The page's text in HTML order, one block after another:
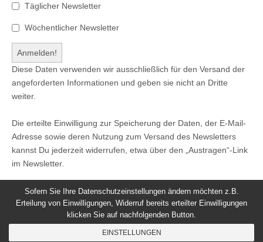
Täglicher Newsletter
Wöchentlicher Newsletter
Diese Daten verwenden wir ausschließlich für den Versand der
angeforderten Informationen und geben sie nicht an Dritte
weiter.
Die erteilte Einwilligung zur Speicherung der Daten, der E-Mail-
Adresse sowie deren Nutzung zum Versand des Newsletters
kannst Du jederzeit widerrufen, etwa über den „Austragen“-Link
im Newsletter.
Sofern Sie Ihre Datenschutzeinstellungen ändern möchten z.B.
Erteilung von Einwilligungen, Widerruf bereits erteilter Einwilligungen
klicken Sie auf nachfolgenden Button.
EINSTELLUNGEN